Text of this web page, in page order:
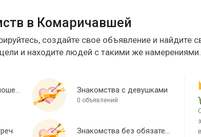
в Комаричавшей
создайте свое объявление и найдите
и находите людей с такими же намерениями.
Знакомства для отношений Знакомства с девушками
0 объявлений
Знакомства без обязательств